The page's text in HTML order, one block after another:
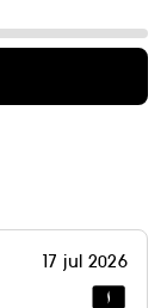
17 jul 2026